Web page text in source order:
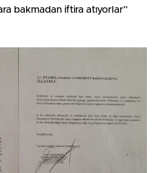
bakmadan iftira atıyorlar”